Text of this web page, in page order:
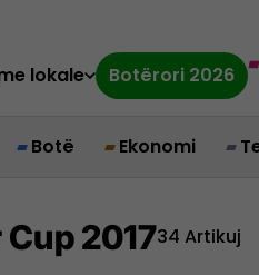
lokale Botërori 2026
Botë Ekonomi
201734 Artikuj